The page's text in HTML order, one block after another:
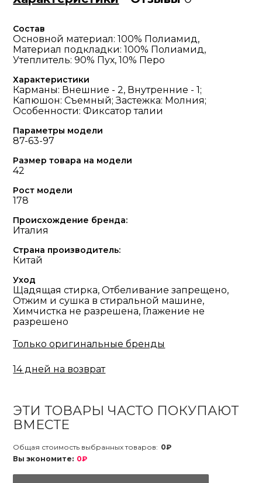
Состав
Основной материал: 100% Полиамид,
Материал подкладки: 100% Полиамид,
Утеплитель: 90% Пух, 10% Перо
Характеристики
Карманы: Внешние - 2, Внутренние - 1;
Капюшон: Съемный; Застежка: Молния;
Особенности: Фиксатор талии
Параметры модели
87-63-97
Размер товара на модели
42
Рост модели
178
Происхождение бренда:
Италия
Страна производитель:
Китай
Уход
Щадящая стирка, Отбеливание запрещено,
Отжим и сушка в стиральной машине,
Химчистка не разрешена, Глажение не
разрешено
Только оригинальные бренды
14 дней на возврат
ЭТИ ТОВАРЫ ЧАСТО ПОКУПАЮТ
ВМЕСТЕ
Общая стоимость выбранных товаров: 0₽
Вы экономите: 0₽